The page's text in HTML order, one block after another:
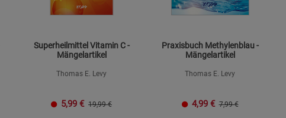
Superheilmittel Vitamin C -
Mängelartikel
Thomas E. Levy
5,99 € 19,99 €
Praxisbuch Methylenblau -
Mängelartikel
Thomas E. Levy
4,99 € 7,99 €